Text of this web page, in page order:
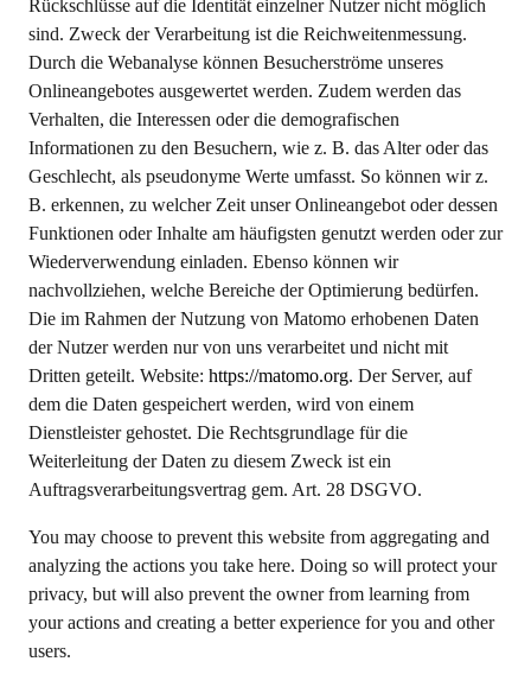
Rückschlüsse auf die Identität einzelner Nutzer nicht möglich
sind. Zweck der Verarbeitung ist die Reichweitenmessung.
Durch die Webanalyse können Besucherströme unseres
Onlineangebotes ausgewertet werden. Zudem werden das
Verhalten, die Interessen oder die demografischen
Informationen zu den Besuchern, wie z. B. das Alter oder das
Geschlecht, als pseudonyme Werte umfasst. So können wir z.
B. erkennen, zu welcher Zeit unser Onlineangebot oder dessen
Funktionen oder Inhalte am häufigsten genutzt werden oder zur
Wiederverwendung einladen. Ebenso können wir
nachvollziehen, welche Bereiche der Optimierung bedürfen.
Die im Rahmen der Nutzung von Matomo erhobenen Daten
der Nutzer werden nur von uns verarbeitet und nicht mit
Dritten geteilt. Website: https://matomo.org. Der Server, auf
dem die Daten gespeichert werden, wird von einem
Dienstleister gehostet. Die Rechtsgrundlage für die
Weiterleitung der Daten zu diesem Zweck ist ein
Auftragsverarbeitungsvertrag gem. Art. 28 DSGVO.
You may choose to prevent this website from aggregating and
analyzing the actions you take here. Doing so will protect your
privacy, but will also prevent the owner from learning from
your actions and creating a better experience for you and other
users.